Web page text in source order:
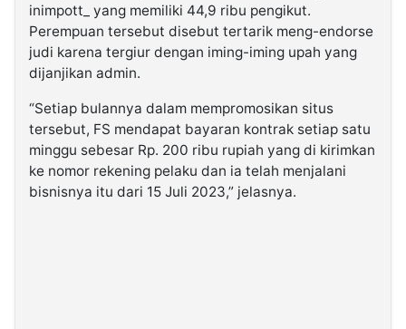
inimpott_ yang memiliki 44,9 ribu pengikut.
Perempuan tersebut disebut tertarik meng-endorse
judi karena tergiur dengan iming-iming upah yang
dijanjikan admin.
“Setiap bulannya dalam mempromosikan situs
tersebut, FS mendapat bayaran kontrak setiap satu
minggu sebesar Rp. 200 ribu rupiah yang di kirimkan
ke nomor rekening pelaku dan ia telah menjalani
bisnisnya itu dari 15 Juli 2023,” jelasnya.